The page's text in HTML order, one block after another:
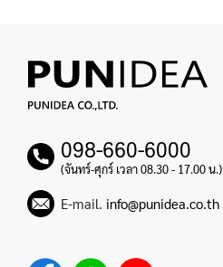
098-660-6000
(จันทร์-ศุกร์ เวลา 08.30 - 17.00 น.)
E-mail. info@punidea.co.th